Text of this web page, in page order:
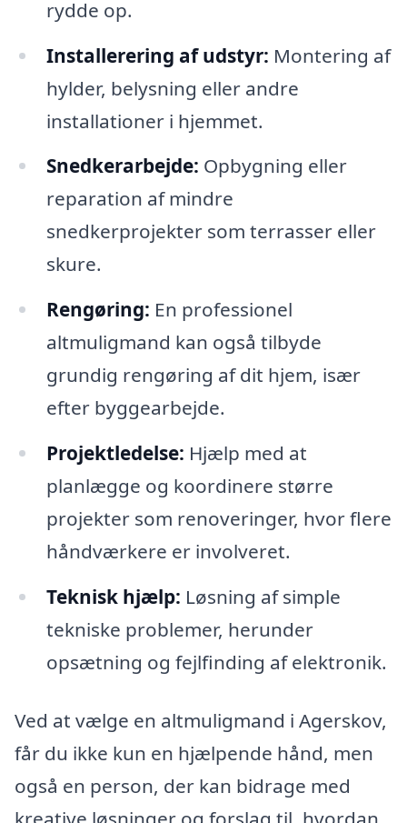
rydde op.
Installerering af udstyr: Montering af
hylder, belysning eller andre
installationer i hjemmet.
Snedkerarbejde: Opbygning eller
reparation af mindre
snedkerprojekter som terrasser eller
skure.
Rengøring: En professionel
altmuligmand kan også tilbyde
grundig rengøring af dit hjem, især
efter byggearbejde.
Projektledelse: Hjælp med at
planlægge og koordinere større
projekter som renoveringer, hvor flere
håndværkere er involveret.
Teknisk hjælp: Løsning af simple
tekniske problemer, herunder
opsætning og fejlfinding af elektronik.
Ved at vælge en altmuligmand i Agerskov,
får du ikke kun en hjælpende hånd, men
også en person, der kan bidrage med